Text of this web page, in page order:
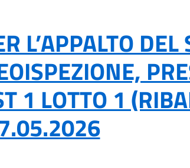
L’APPALTO
1 LOTTO 1